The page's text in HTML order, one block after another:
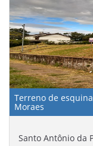
Terreno de
Moraes
Santo Antônio da